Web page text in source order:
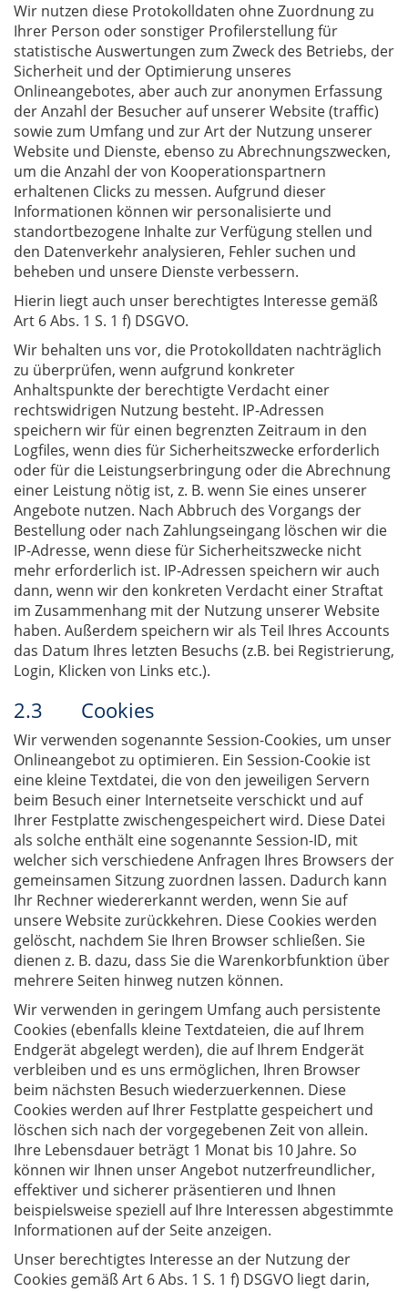
Wir nutzen diese Protokolldaten ohne Zuordnung zu
Ihrer Person oder sonstiger Profilerstellung für
statistische Auswertungen zum Zweck des Betriebs, der
Sicherheit und der Optimierung unseres
Onlineangebotes, aber auch zur anonymen Erfassung
der Anzahl der Besucher auf unserer Website (traffic)
sowie zum Umfang und zur Art der Nutzung unserer
Website und Dienste, ebenso zu Abrechnungszwecken,
um die Anzahl der von Kooperationspartnern
erhaltenen Clicks zu messen. Aufgrund dieser
Informationen können wir personalisierte und
standortbezogene Inhalte zur Verfügung stellen und
den Datenverkehr analysieren, Fehler suchen und
beheben und unsere Dienste verbessern.
Hierin liegt auch unser berechtigtes Interesse gemäß
Art 6 Abs. 1 S. 1 f) DSGVO.
Wir behalten uns vor, die Protokolldaten nachträglich
zu überprüfen, wenn aufgrund konkreter
Anhaltspunkte der berechtigte Verdacht einer
rechtswidrigen Nutzung besteht. IP-Adressen
speichern wir für einen begrenzten Zeitraum in den
Logfiles, wenn dies für Sicherheitszwecke erforderlich
oder für die Leistungserbringung oder die Abrechnung
einer Leistung nötig ist, z. B. wenn Sie eines unserer
Angebote nutzen. Nach Abbruch des Vorgangs der
Bestellung oder nach Zahlungseingang löschen wir die
IP-Adresse, wenn diese für Sicherheitszwecke nicht
mehr erforderlich ist. IP-Adressen speichern wir auch
dann, wenn wir den konkreten Verdacht einer Straftat
im Zusammenhang mit der Nutzung unserer Website
haben. Außerdem speichern wir als Teil Ihres Accounts
das Datum Ihres letzten Besuchs (z.B. bei Registrierung,
Login, Klicken von Links etc.).
2.3 Cookies
Wir verwenden sogenannte Session-Cookies, um unser
Onlineangebot zu optimieren. Ein Session-Cookie ist
eine kleine Textdatei, die von den jeweiligen Servern
beim Besuch einer Internetseite verschickt und auf
Ihrer Festplatte zwischengespeichert wird. Diese Datei
als solche enthält eine sogenannte Session-ID, mit
welcher sich verschiedene Anfragen Ihres Browsers der
gemeinsamen Sitzung zuordnen lassen. Dadurch kann
Ihr Rechner wiedererkannt werden, wenn Sie auf
unsere Website zurückkehren. Diese Cookies werden
gelöscht, nachdem Sie Ihren Browser schließen. Sie
dienen z. B. dazu, dass Sie die Warenkorbfunktion über
mehrere Seiten hinweg nutzen können.
Wir verwenden in geringem Umfang auch persistente
Cookies (ebenfalls kleine Textdateien, die auf Ihrem
Endgerät abgelegt werden), die auf Ihrem Endgerät
verbleiben und es uns ermöglichen, Ihren Browser
beim nächsten Besuch wiederzuerkennen. Diese
Cookies werden auf Ihrer Festplatte gespeichert und
löschen sich nach der vorgegebenen Zeit von allein.
Ihre Lebensdauer beträgt 1 Monat bis 10 Jahre. So
können wir Ihnen unser Angebot nutzerfreundlicher,
effektiver und sicherer präsentieren und Ihnen
beispielsweise speziell auf Ihre Interessen abgestimmte
Informationen auf der Seite anzeigen.
Unser berechtigtes Interesse an der Nutzung der
Cookies gemäß Art 6 Abs. 1 S. 1 f) DSGVO liegt darin,